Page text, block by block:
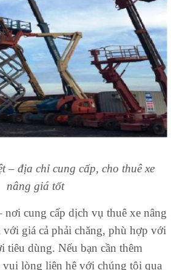
– địa chỉ cung cấp, cho thuê xe
nâng giá tốt
cung cấp dịch vụ thuê xe nâng
giá cả phải chăng, phù hợp với
tiêu dùng. Nếu bạn cần thêm
lòng liên hệ với chúng tôi qua